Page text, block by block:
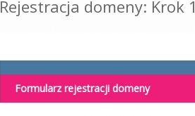
Rejestracja domeny: Krok 1
Formularz rejestracji domeny